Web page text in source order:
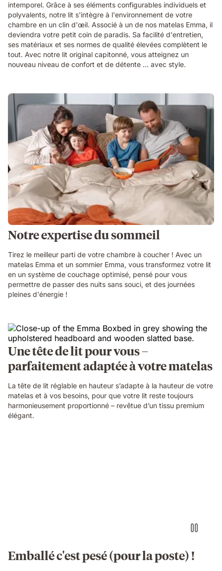
intemporel. Grâce à ses éléments configurables individuels et
polyvalents, notre lit s'intègre à l'environnement de votre
chambre en un clin d'œil. Associé à un de nos matelas Emma, il
deviendra votre petit coin de paradis. Sa facilité d'entretien,
ses matériaux et ses normes de qualité élevées complètent le
tout. Avec notre lit original capitonné, vous atteignez un
nouveau niveau de confort et de détente ... avec style.
Notre expertise du sommeil
Tirez le meilleur parti de votre chambre à coucher ! Avec un
matelas Emma et un sommier Emma, vous transformez votre lit
en un système de couchage optimisé, pensé pour vous
permettre de passer des nuits sans souci, et des journées
pleines d'énergie !
Une tête de lit pour vous –
parfaitement adaptée à votre matelas
La tête de lit réglable en hauteur s’adapte à la hauteur de votre
matelas et à vos besoins, pour que votre lit reste toujours
harmonieusement proportionné – revêtue d’un tissu premium
élégant.
Emballé c'est pesé (pour la poste) !